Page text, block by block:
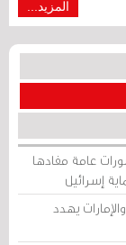
المزيد...
عامة مفادها
إسرائيل
يهدد